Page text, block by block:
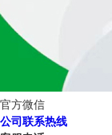
官方微信
公司联系热线